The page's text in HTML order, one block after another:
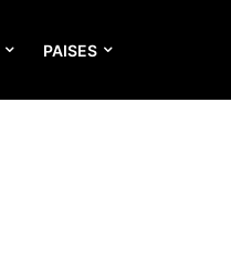
PAISES